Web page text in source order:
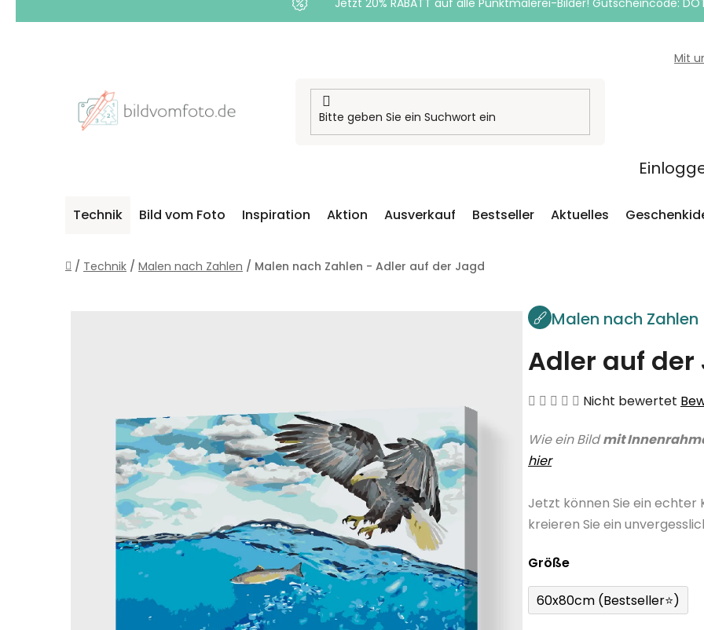
Jetzt 20% RABATT auf alle Punktmalerei-Bilder! Gutscheincode:
Mit
Technik Bild vom Foto Inspiration Aktion Ausverkauf Bestseller Aktuelles
Startseite
/ Technik / Malen nach Zahlen / Malen nach Zahlen - Adler auf der Jagd
Malen nach Zahlen
Adler auf der
Die
Produktbewertung
von
5
Nicht bewertet
Wie ein Bildmit
hier
Jetzt können Sie ein echter
kreieren Sie ein
Größe
60x80cm (Bestseller⭐)